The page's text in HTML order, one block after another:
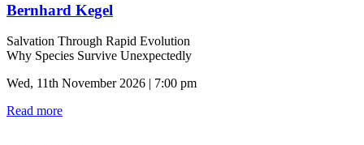
Bernhard Kegel
Salvation Through Rapid Evolution
Why Species Survive Unexpectedly
Wed, 11th November 2026 | 7:00 pm
Read more